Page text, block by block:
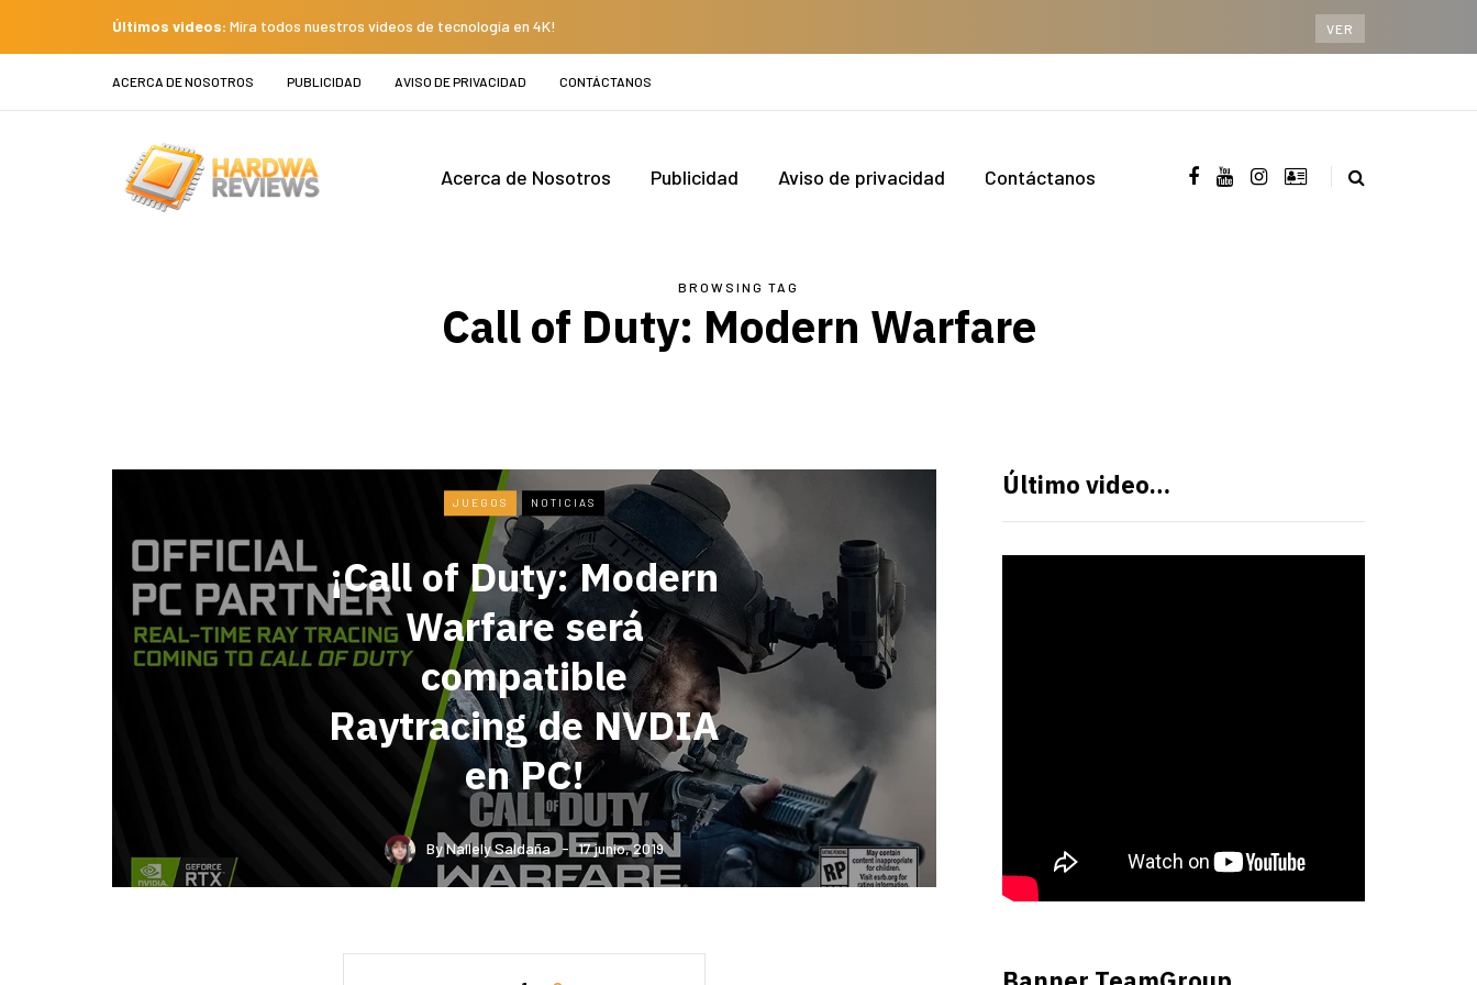
Últimos videos: Mira todos nuestros videos de tecnología en 4K! VER
ACERCA DE NOSOTROS PUBLICIDAD AVISO DE PRIVACIDAD CONTÁCTANOS
Acerca de Nosotros Publicidad Aviso de privacidad Contáctanos
BROWSING TAG
Call of Duty: Modern Warfare
JUEGOS NOTICIAS
¡Call of Duty: Modern
Warfare será
compatible
Raytracing de NVDIA
en PC!
ByNallely Saldaña 17 junio, 2019
Último video…